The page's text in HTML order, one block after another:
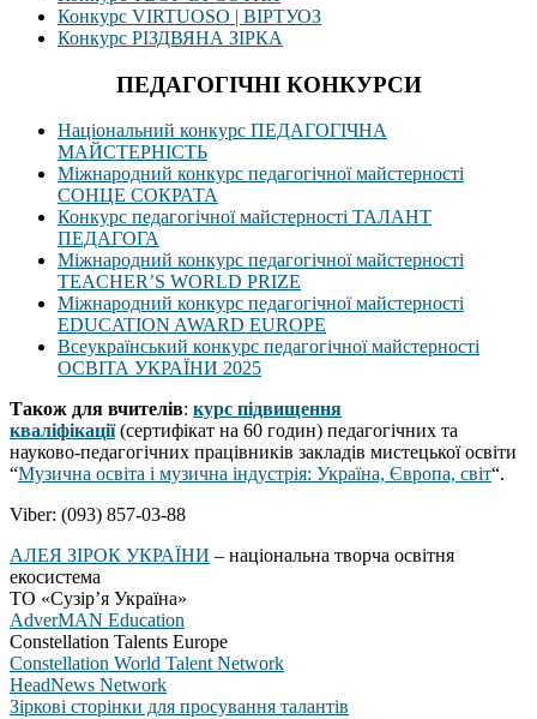
Конкурс VIRTUOSO | ВІРТУОЗ
Конкурс РІЗДВЯНА ЗІРКА
ПЕДАГОГІЧНІ КОНКУРСИ
Національний конкурс ПЕДАГОГІЧНА
МАЙСТЕРНІСТЬ
Міжнародний конкурс педагогічної майстерності
СОНЦЕ СОКРАТА
Конкурс педагогічної майстерності ТАЛАНТ
ПЕДАГОГА
Міжнародний конкурс педагогічної майстерності
TEACHER’S WORLD PRIZE
Міжнародний конкурс педагогічної майстерності
EDUCATION AWARD EUROPE
Всеукраїнський конкурс педагогічної майстерності
ОСВІТА УКРАЇНИ 2025
Також для вчителів: курс підвищення
кваліфікації(сертифікат на 60 годин) педагогічних та
науково-педагогічних працівників закладів мистецької освіти
“Музична освіта і музична індустрія: Україна, Європа, світ“.
Viber: (093) 857-03-88
АЛЕЯ ЗІРОК УКРАЇНИ – національна творча освітня
екосистема
ТО «Сузір’я Україна»
AdverMAN Education
Constellation Talents Europe
Constellation World Talent Network
HeadNews Network
Зіркові сторінки для просування талантів